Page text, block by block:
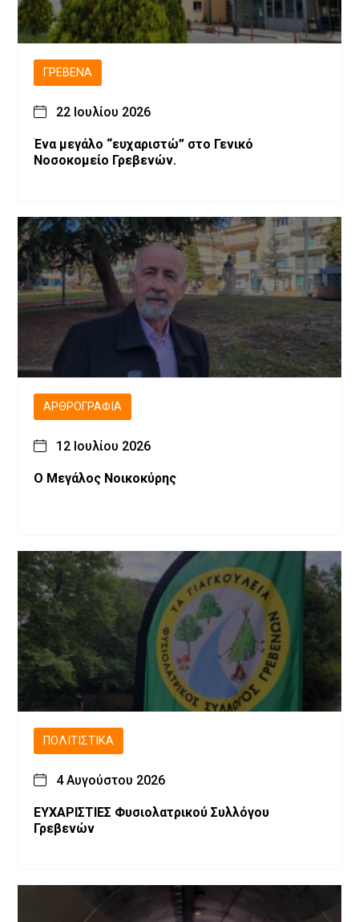
ΓΡΕΒΕΝΆ
22 Ιουλίου 2026
Ένα μεγάλο “ευχαριστώ” στο Γενικό
Νοσοκομείο Γρεβενών.
ΑΡΘΡΟΓΡΑΦΊΑ
12 Ιουλίου 2026
Ο Μεγάλος Νοικοκύρης
ΠΟΛΙΤΙΣΤΙΚΆ
4 Αυγούστου 2026
ΕΥΧΑΡΙΣΤΙΕΣ Φυσιολατρικού Συλλόγου
Γρεβενών